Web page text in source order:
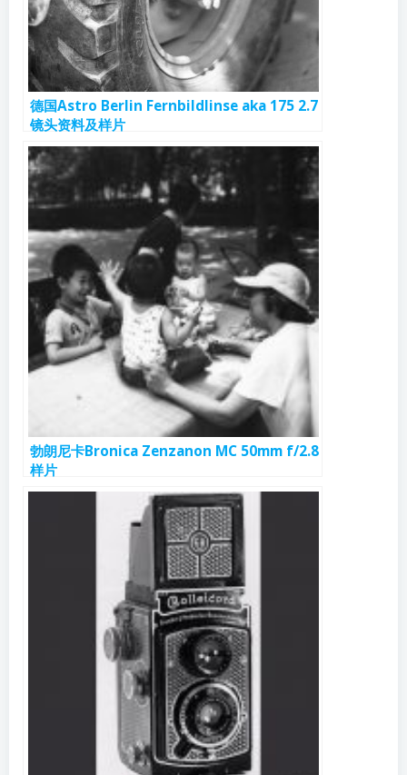
德国Astro Berlin Fernbildlinse aka 175 2.7
镜头资料及样片
勃朗尼卡Bronica Zenzanon MC 50mm f/2.8
样片